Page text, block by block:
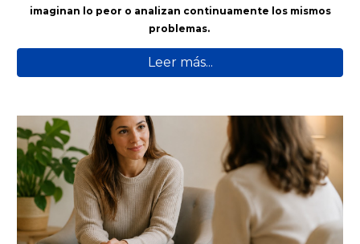
imaginan lo peor o analizan continuamente los mismos
problemas.
Leer más...